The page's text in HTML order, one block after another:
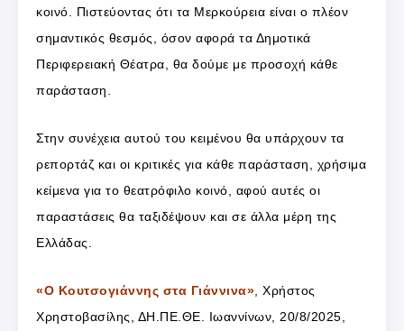
κοινό. Πιστεύοντας ότι τα Μερκούρεια είναι ο πλέον
σημαντικός θεσμός, όσον αφορά τα Δημοτικά
Περιφερειακή Θέατρα, θα δούμε με προσοχή κάθε
παράσταση.
Στην συνέχεια αυτού του κειμένου θα υπάρχουν τα
ρεπορτάζ και οι κριτικές για κάθε παράσταση, χρήσιμα
κείμενα για το θεατρόφιλο κοινό, αφού αυτές οι
παραστάσεις θα ταξιδέψουν και σε άλλα μέρη της
Ελλάδας.
«Ο Κουτσογιάννης στα Γιάννινα», Χρήστος
Χρηστοβασίλης, ΔΗ.ΠΕ.ΘΕ. Ιωαννίνων, 20/8/2025,